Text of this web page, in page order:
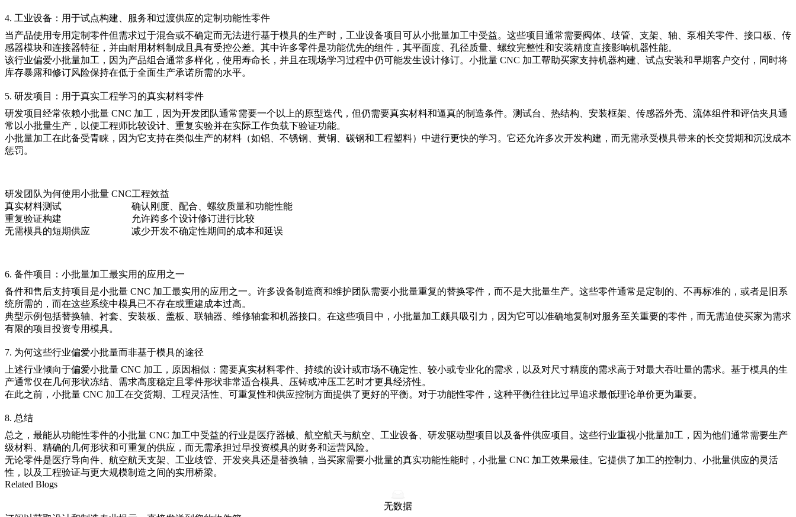
4. 工业设备：用于试点构建、服务和过渡供应的定制功能性零件
当产品使用专用定制零件但需求过于混合或不确定而无法进行基于模具的生产时，工业设备项目可从小批量加工中受益。这些项目通常需要阀体、歧管、支架、轴、泵相关零件、接口板、传
感器模块和连接器特征，并由耐用材料制成且具有受控公差。其中许多零件是功能优先的组件，其平面度、孔径质量、螺纹完整性和安装精度直接影响机器性能。
该行业偏爱小批量加工，因为产品组合通常多样化，使用寿命长，并且在现场学习过程中仍可能发生设计修订。小批量 CNC 加工帮助买家支持机器构建、试点安装和早期客户交付，同时将
库存暴露和修订风险保持在低于全面生产承诺所需的水平。
5. 研发项目：用于真实工程学习的真实材料零件
研发项目经常依赖小批量 CNC 加工，因为开发团队通常需要一个以上的原型迭代，但仍需要真实材料和逼真的制造条件。测试台、热结构、安装框架、传感器外壳、流体组件和评估夹具通
常以小批量生产，以便工程师比较设计、重复实验并在实际工作负载下验证功能。
小批量加工在此备受青睐，因为它支持在类似生产的材料（如铝、不锈钢、黄铜、碳钢和工程塑料）中进行更快的学习。它还允许多次开发构建，而无需承受模具带来的长交货期和沉没成本
惩罚。
研发团队为何使用小批量 CNC工程效益
真实材料测试
确认刚度、配合、螺纹质量和功能性能
重复验证构建
允许跨多个设计修订进行比较
无需模具的短期供应
减少开发不确定性期间的成本和延误
6. 备件项目：小批量加工最实用的应用之一
备件和售后支持项目是小批量 CNC 加工最实用的应用之一。许多设备制造商和维护团队需要小批量重复的替换零件，而不是大批量生产。这些零件通常是定制的、不再标准的，或者是旧系
统所需的，而在这些系统中模具已不存在或重建成本过高。
典型示例包括替换轴、衬套、安装板、盖板、联轴器、维修轴套和机器接口。在这些项目中，小批量加工颇具吸引力，因为它可以准确地复制对服务至关重要的零件，而无需迫使买家为需求
有限的项目投资专用模具。
7. 为何这些行业偏爱小批量而非基于模具的途径
上述行业倾向于偏爱小批量 CNC 加工，原因相似：需要真实材料零件、持续的设计或市场不确定性、较小或专业化的需求，以及对尺寸精度的需求高于对最大吞吐量的需求。基于模具的生
产通常仅在几何形状冻结、需求高度稳定且零件形状非常适合模具、压铸或冲压工艺时才更具经济性。
在此之前，小批量 CNC 加工在交货期、工程灵活性、可重复性和供应控制方面提供了更好的平衡。对于功能性零件，这种平衡往往比过早追求最低理论单价更为重要。
8. 总结
总之，最能从功能性零件的小批量 CNC 加工中受益的行业是医疗器械 航空航天与航空 、工业设备、研发驱动型项目以及备件供应项目。这些行业重视小批量加工，因为他们通常需要生产
级材料、精确的几何形状和可重复的供应，而无需承担过早投资模具的财务和运营风险。
无论零件是医疗导向件、航空航天支架、工业歧管、开发夹具还是替换轴，当买家需要小批量的真实功能性能时，小批量 CNC 加工效果最佳。它提供了加工的控制力、小批量供应的灵活
性，以及工程验证与更大规模制造之间的实用桥梁。
Related Blogs
无数据